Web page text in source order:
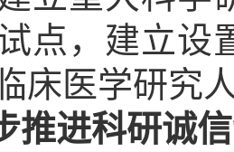
点，建立设
床医学研究
推进科研诚